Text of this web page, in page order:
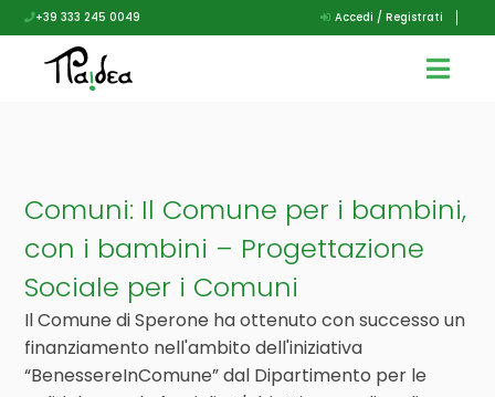
+39 333 245 0049 Accedi / Registrati
Comuni: Il Comune per i bambini,
con i bambini – Progettazione
Sociale per i Comuni
Il Comune di Sperone ha ottenuto con successo un
finanziamento nell'ambito dell'iniziativa
“BenessereInComune” dal Dipartimento per le